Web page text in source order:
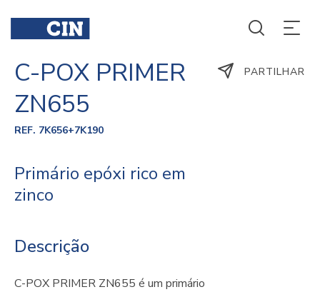
C-POX PRIMER
ZN655
REF. 7K656+7K190
Primário epóxi rico em
zinco
Descrição
C-POX PRIMER ZN655 é um primário
PARTILHAR